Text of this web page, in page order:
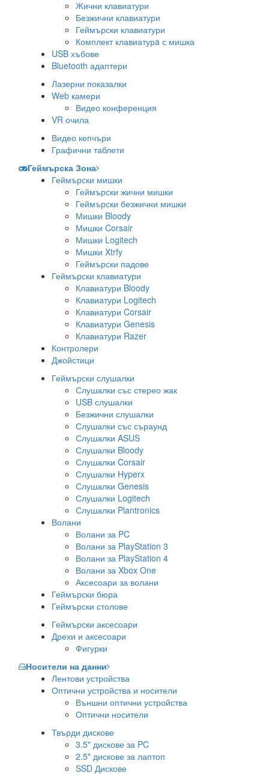
Жични клавиатури
Безжични клавиатури
Геймърски клавиатури
Комплект клавиатурa с мишка
USB хъбове
Bluetooth адаптери
Лазерни показалки
Web камери
Видео конференция
VR очила
Видео кепчъри
Графични таблети
Геймърска Зона
Геймърски мишки
Геймърски жични мишки
Геймърски безжични мишки
Мишки Bloody
Мишки Corsair
Мишки Logitech
Мишки Xtrfy
Геймърски падове
Геймърски клавиатури
Клавиатури Bloody
Клавиатури Logitech
Клавиатури Corsair
Клавиатури Genesis
Клавиатури Razer
Контролери
Джойстици
Геймърски слушалки
Слушалки със стерео жак
USB слушалки
Безжични слушалки
Слушалки със съраунд
Слушалки ASUS
Слушалки Bloody
Слушалки Corsair
Слушалки Hyperx
Слушалки Genesis
Слушалки Logitech
Слушалки Plantronics
Волани
Волани за PC
Волани за PlayStation 3
Волани за PlayStation 4
Волани за Xbox One
Аксесоари за волани
Геймърски бюра
Геймърски столове
Геймърски аксесоари
Дрехи и аксесоари
Фигурки
Носители на данни
Лентови устройства
Оптични устройства и носители
Външни оптични устройства
Оптични носители
Твърди дискове
3.5" дискове за PC
2.5" дискове за лаптоп
SSD Дискове